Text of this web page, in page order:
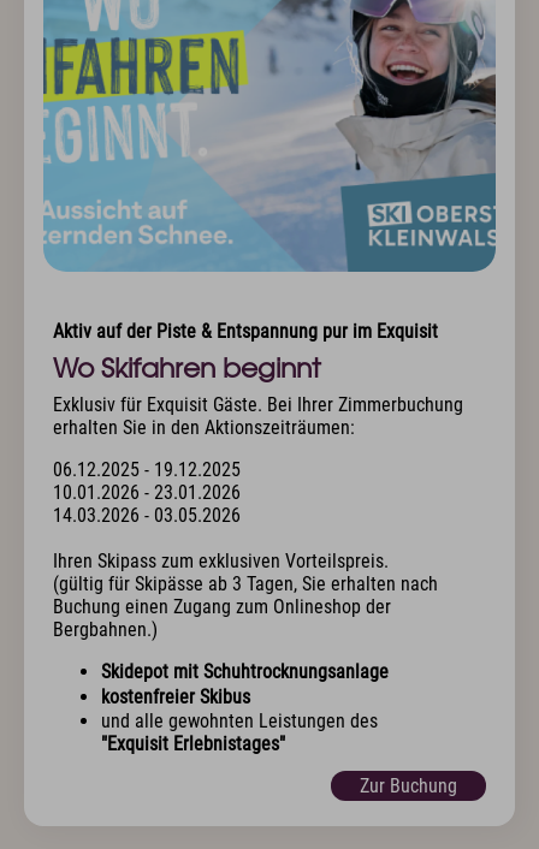
Aktiv auf der Piste & Entspannung pur im Exquisit
Wo Skifahren beginnt
Exklusiv für Exquisit Gäste. Bei Ihrer Zimmerbuchung
erhalten Sie in den Aktionszeiträumen:
06.12.2025 - 19.12.2025
10.01.2026 - 23.01.2026
14.03.2026 - 03.05.2026
Ihren Skipass zum exklusiven Vorteilspreis.
(gültig für Skipässe ab 3 Tagen, Sie erhalten nach
Buchung einen Zugang zum Onlineshop der
Bergbahnen.)
Skidepot mit Schuhtrocknungsanlage
kostenfreier Skibus
und alle gewohnten Leistungen des
"Exquisit Erlebnistages"
Zur Buchung